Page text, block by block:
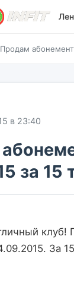
Продам
в 23:40
за 15